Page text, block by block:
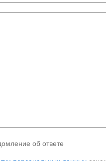
об ответе